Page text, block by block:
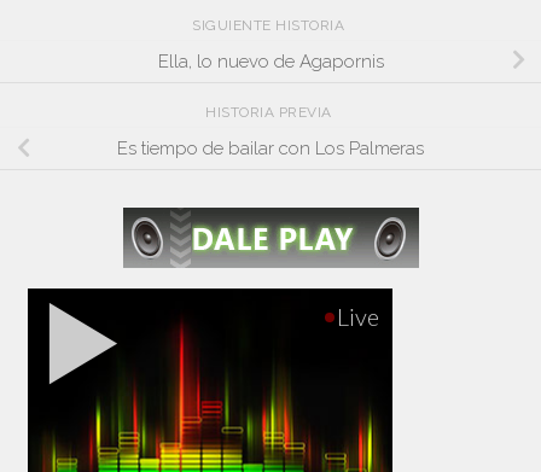
SIGUIENTE HISTORIA
Ella, lo nuevo de Agapornis
HISTORIA PREVIA
Es tiempo de bailar con Los Palmeras